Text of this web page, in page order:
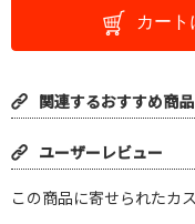
カート
関連するおすすめ商品
ユーザーレビュー
この商品に寄せられたカ